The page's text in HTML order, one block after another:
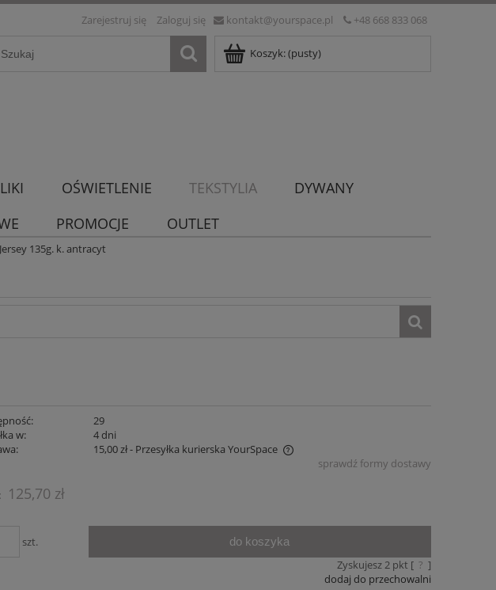
kontakt@yourspace.pl +48 668 833 068
Zarejestruj się Zaloguj się
Koszyk:(pusty)
OŚWIETLENIE TEKSTYLIA
DYWANY
PROMOCJE OUTLET
135g. k. antracyt
29
w:
4 dni
15,00 zł- Przesyłka kurierska YourSpace
sprawdź formy dostawy
125,70 zł
szt. do koszyka
Zyskujesz2pkt [ ? ]
dodaj do przechowalni